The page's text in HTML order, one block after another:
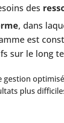
des
, dans
est
sur le long
gestion
plus